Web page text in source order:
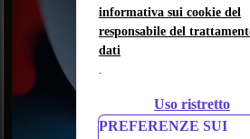
informativa sui cookie del
responsabile del
dati
.
Uso ristretto
PREFERENZE SUI